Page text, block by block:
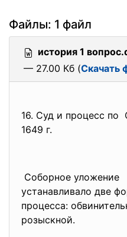
Файлы: 1 файл
история 1
— 27.00 Кб (Скачать
16. Суд и процесс
1649 г.
Соборное уложение
устанавливало две
процесса:
розыскной.